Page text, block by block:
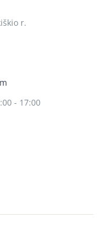
r.
- 17:00